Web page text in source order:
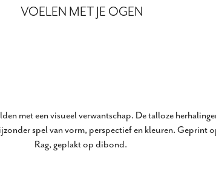
VOELEN MET JE OGEN
met een visueel verwantschap. De talloze
spel van vorm, perspectief en kleuren. Geprint
Rag, geplakt op dibond.